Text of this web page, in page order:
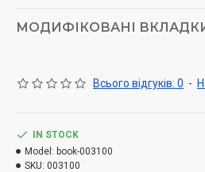
ребенка внимание, логику,
МОДИФІКОВАНІ
Всього відгуків: 0 -
IN STOCK
Model: book-003100
SKU: 003100